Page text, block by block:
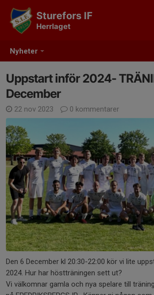
Nyheter
Sturefors IF
Herrlaget
Uppstart inför 2024-
December
22 nov 2023 0 kommentarer
Den 6 December kl 20:30-22:00 kör vi lite
2024. Hur har höstträningen sett ut?
Vi välkomnar gamla och nya spelare till